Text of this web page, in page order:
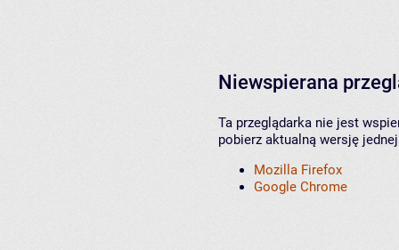
Niewspierana
Ta przeglądarka nie jest
pobierz aktualną wersję
Mozilla Firefox
Google Chrome